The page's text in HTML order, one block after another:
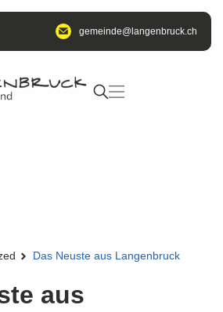
hc.kcurbnegnal
@edniemeg
Das Neuste aus Langenbruck
aus